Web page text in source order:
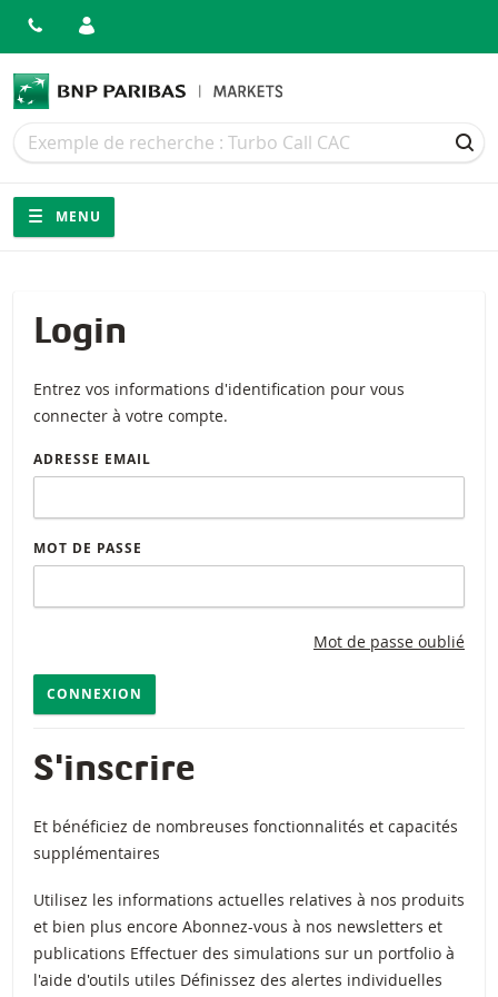
Recherche
Recherche
Navigation
Navigation sur le site
MENU
Login
Entrez vos informations d'identification pour vous
connecter à votre compte.
ADRESSE EMAIL
MOT DE PASSE
Mot de passe oublié
CONNEXION
S'inscrire
Et bénéficiez de nombreuses fonctionnalités et capacités
supplémentaires
Utilisez les informations actuelles relatives à nos produits
et bien plus encore Abonnez-vous à nos newsletters et
publications Effectuer des simulations sur un portfolio à
l'aide d'outils utiles Définissez des alertes individuelles